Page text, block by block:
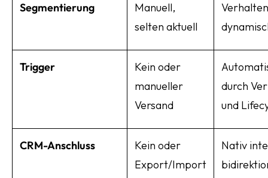
Segmentierung
Manuell,
selten aktuell
Trigger
Kein oder
manueller
Versand
durch
und
CRM-Anschluss
Kein oder
Export/Import
Nativ